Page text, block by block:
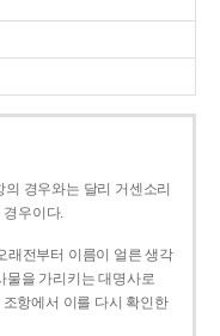
경우와는 달리 거센소리
경우이다.
전부터 이름이 얼른 생각
물을 가리키는 대명사로
조항에서 이를 다시 확인한